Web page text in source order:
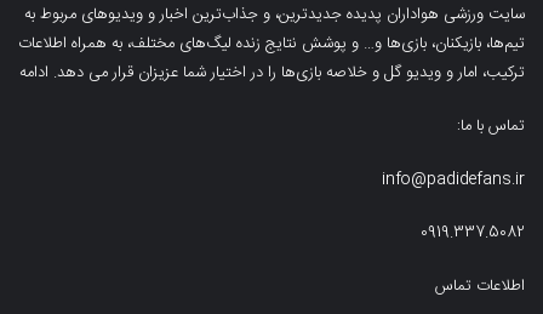
سایت ورزشی هواداران پدیده جدیدترین، و جذاب‌ترین اخبار و ویدیوهای مربوط به
تیم‌ها، بازیکنان، بازی‌ها و… و پوشش نتایج زنده لیگ‌های مختلف، به همراه اطلاعات
ترکیب، امار و ویدیو‌‌ گل‌ و خلاصه بازی‌ها را در اختیار شما عزیزان قرار می دهد. ادامه
تماس با ما:
info@padidefans.ir
0919.337.5082
اطلاعات تماس